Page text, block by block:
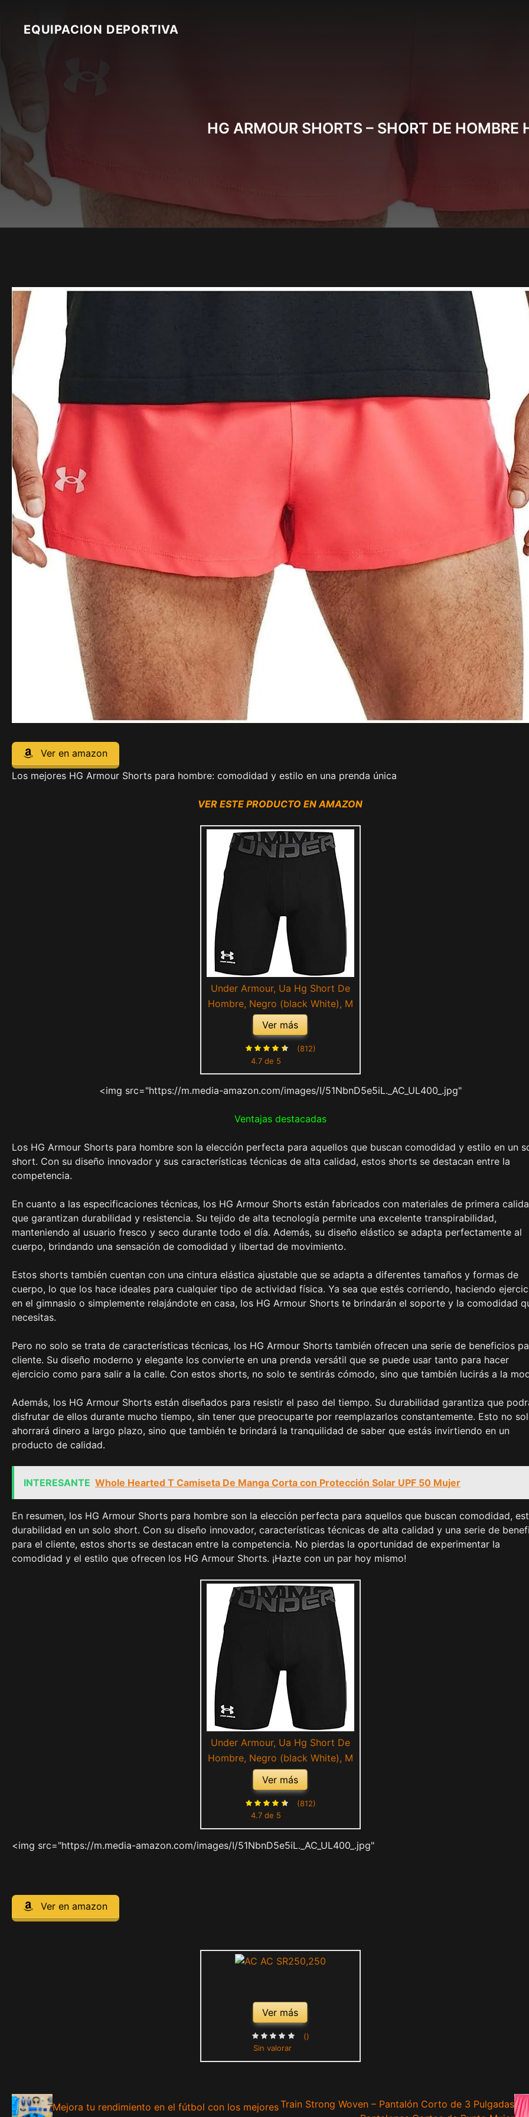
contentEQUIPACION DEPORTIVA
HG ARMOUR SHORTS – SHORT DE HOMBRE
Ver en amazon
Los mejores HG Armour Shorts para hombre: comodidad y estilo en una prenda única
VER ESTE PRODUCTO EN AMAZON
Under Armour, Ua Hg Short De
Hombre, Negro (black White), M
Ver más
4.7 de 5
(812)
<img src="https://m.media-amazon.com/images/I/51NbnD5e5iL._AC_UL400_.jpg"
Ventajas destacadas
Los HG Armour Shorts para hombre son la elección perfecta para aquellos que buscan comodidad y estilo en un
short. Con su diseño innovador y sus características técnicas de alta calidad, estos shorts se destacan entre la
competencia.
En cuanto a las especificaciones técnicas, los HG Armour Shorts están fabricados con materiales de primera
que garantizan durabilidad y resistencia. Su tejido de alta tecnología permite una excelente transpirabilidad,
manteniendo al usuario fresco y seco durante todo el día. Además, su diseño elástico se adapta perfectamente al
cuerpo, brindando una sensación de comodidad y libertad de movimiento.
Estos shorts también cuentan con una cintura elástica ajustable que se adapta a diferentes tamaños y formas de
cuerpo, lo que los hace ideales para cualquier tipo de actividad física. Ya sea que estés corriendo, haciendo
en el gimnasio o simplemente relajándote en casa, los HG Armour Shorts te brindarán el soporte y la comodidad
necesitas.
Pero no solo se trata de características técnicas, los HG Armour Shorts también ofrecen una serie de beneficios
cliente. Su diseño moderno y elegante los convierte en una prenda versátil que se puede usar tanto para hacer
ejercicio como para salir a la calle. Con estos shorts, no solo te sentirás cómodo, sino que también lucirás a la
Además, los HG Armour Shorts están diseñados para resistir el paso del tiempo. Su durabilidad garantiza que
disfrutar de ellos durante mucho tiempo, sin tener que preocuparte por reemplazarlos constantemente. Esto no
ahorrará dinero a largo plazo, sino que también te brindará la tranquilidad de saber que estás invirtiendo en un
producto de calidad.
INTERESANTE Whole Hearted T Camiseta De Manga Corta con Protección Solar UPF 50 Mujer
En resumen, los HG Armour Shorts para hombre son la elección perfecta para aquellos que buscan comodidad,
durabilidad en un solo short. Con su diseño innovador, características técnicas de alta calidad y una serie de
para el cliente, estos shorts se destacan entre la competencia. No pierdas la oportunidad de experimentar la
comodidad y el estilo que ofrecen los HG Armour Shorts. ¡Hazte con un par hoy mismo!
Under Armour, Ua Hg Short De
Hombre, Negro (black White), M
Ver más
4.7 de 5
(812)
<img src="https://m.media-amazon.com/images/I/51NbnD5e5iL._AC_UL400_.jpg"
Ver en amazon
Ver más
Sin valorar
()
Mejora tu rendimiento en el fútbol con los mejoresTrain Strong Woven – Pantalón Corto de 3 Pulgadas